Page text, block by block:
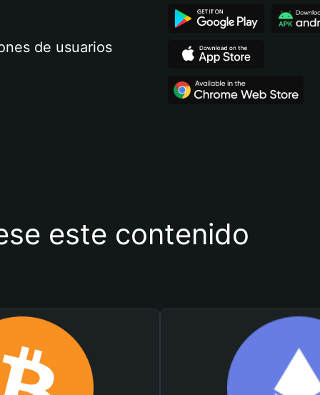
de usuarios
este contenido